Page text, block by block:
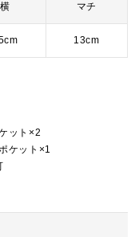
横 マチ
13cm
ット×2
ケット×1